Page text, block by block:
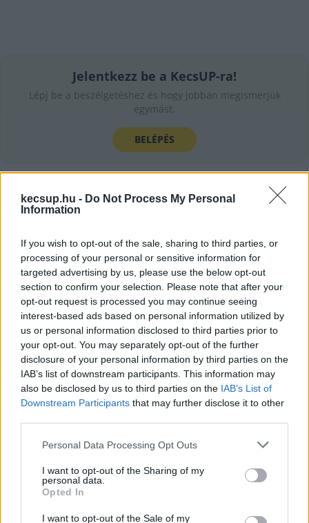
kecsup.hu - Do Not Process My Personal
Information
If you wish to opt-out of the sale, sharing to third parties, or
processing of your personal or sensitive information for
targeted advertising by us, please use the below opt-out
section to confirm your selection. Please note that after your
opt-out request is processed you may continue seeing
interest-based ads based on personal information utilized by
us or personal information disclosed to third parties prior to
your opt-out. You may separately opt-out of the further
disclosure of your personal information by third parties on the
IAB’s list of downstream participants. This information may
also be disclosed by us to third parties on the IAB’s List of
Downstream Participants that may further disclose it to other
Please note that this website/app uses one or more Google
not limited to your visit or usage behaviour. You may click to
grant or deny consent to Google and its third-party tags to
use your data for below specified purposes in below Google
consent section.
Personal Data Processing Opt Outs
I want to opt-out of the Sharing of my
personal data.
Opted In
I want to opt-out of the Sale of my
Jelentkezz be a KecsUP-ra!
Lépj be a beszélgetéshez és hogy jobban megismerjük
egymást.
BELÉPÉS
Senki nem jelentkezett a
Békemenetre az 560 fős hevesi
faluból, pedig ingyenbuszt
biztosított volna az önkormányzat
Érdeklődés hiányában elmarad a kirándulás: nem indul
Lapszemle